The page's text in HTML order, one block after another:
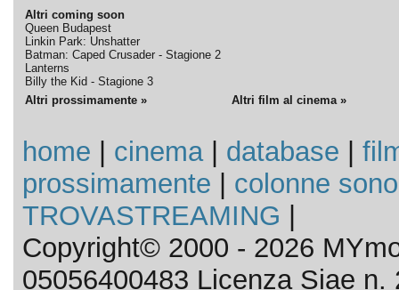
Altri coming soon
Queen Budapest
Linkin Park: Unshatter
Batman: Caped Crusader - Stagione 2
Lanterns
Billy the Kid - Stagione 3
Altri prossimamente » Altri film al cinema »
home cinema| database
prossimamente
colonne
TROVASTREAMING
Copyright© 2000 - 2026
05056400483 Licenza Siae n.